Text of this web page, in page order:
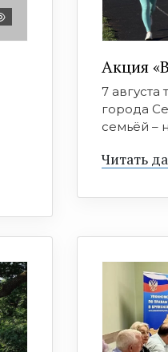
Акция
7 августа
города
семьёй –
Читать